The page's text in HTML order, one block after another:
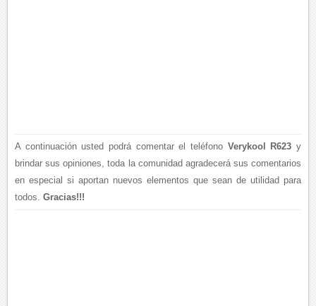
A continuación usted podrá comentar el teléfono Verykool R623 y
brindar sus opiniones, toda la comunidad agradecerá sus comentarios
en especial si aportan nuevos elementos que sean de utilidad para
todos.Gracias!!!